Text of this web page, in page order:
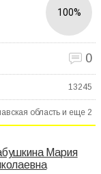
100%
0
13245
область и еще 2
Мария